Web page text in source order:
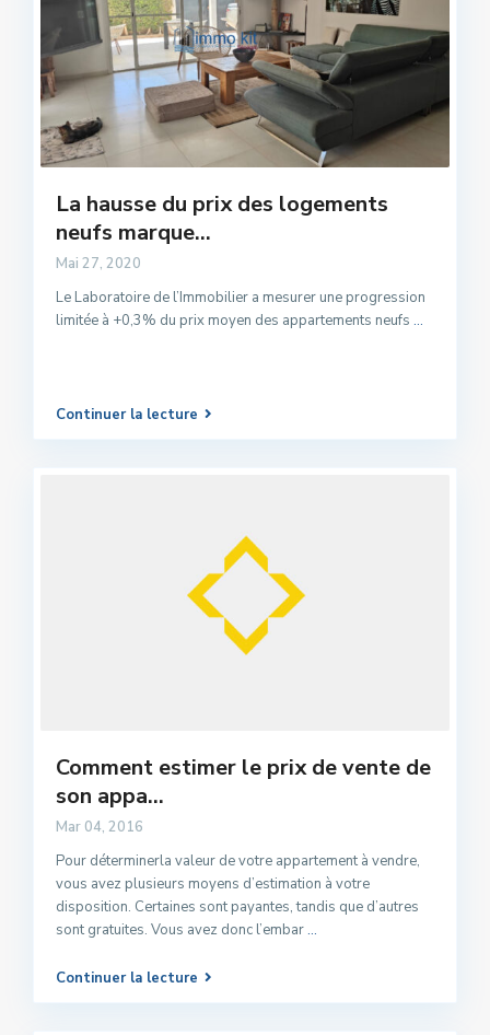
La hausse du prix des logements
neufs marque...
Mai 27, 2020
Le Laboratoire de l’Immobilier a mesurer une progression
limitée à +0,3% du prix moyen des appartements neufs ...
Continuer la lecture
Comment estimer le prix de vente de
son appa...
Mar 04, 2016
Pour déterminerla valeur de votre appartement à vendre,
vous avez plusieurs moyens d’estimation à votre
disposition. Certaines sont payantes, tandis que d’autres
sont gratuites. Vous avez donc l’embar...
Continuer la lecture